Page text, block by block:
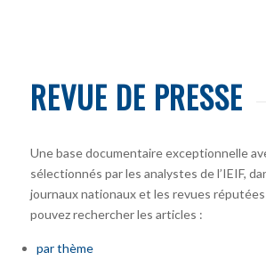
REVUE DE PRESSE
Une base documentaire exceptionnelle
sélectionnés par les analystes de l’IEIF,
journaux nationaux et les revues
pouvez rechercher les articles :
par thème